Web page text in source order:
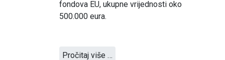
fondova EU, ukupne vrijednosti oko
500.000 eura.
Pročitaj više …